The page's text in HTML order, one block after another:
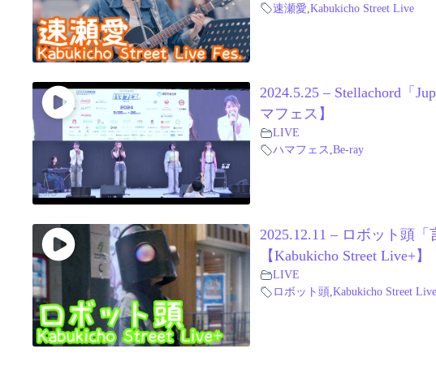
速瀬愛 Kabukicho Street Live
2024.5.25 – Stellachord「
マフェス】
LIVE
ハマフェス,Be-ray
2025.12.11 – ロボット頭「
【Kabukicho Street Live+】
LIVE
ロボット頭 Kabukicho Street Live